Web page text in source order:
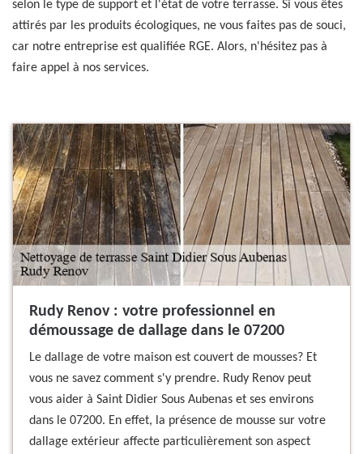
selon le type de support et l'état de votre terrasse. Si vous êtes
attirés par les produits écologiques, ne vous faites pas de souci,
car notre entreprise est qualifiée RGE. Alors, n'hésitez pas à
faire appel à nos services.
Rudy Renov : votre professionnel en
démoussage de dallage dans le 07200
Le dallage de votre maison est couvert de mousses? Et
vous ne savez comment s'y prendre. Rudy Renov peut
vous aider à Saint Didier Sous Aubenas et ses environs
dans le 07200. En effet, la présence de mousse sur votre
dallage extérieur affecte particulièrement son aspect